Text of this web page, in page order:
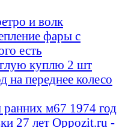
и волк
фары с
есть
куплю 2 шт
переднее колесо
м67 1974 год
27 лет Oppozit.ru -